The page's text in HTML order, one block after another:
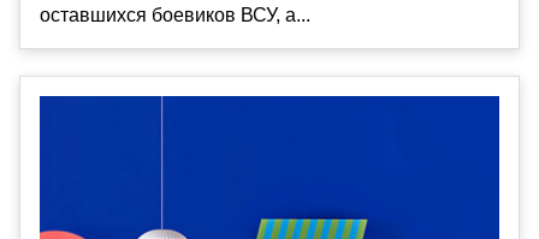
оставшихся боевиков ВСУ, a...